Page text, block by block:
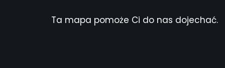
Ta mapa pomoże Ci do nas dojechać.